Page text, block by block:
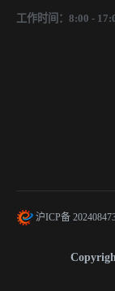
工作时间：8:00 -
沪ICP备